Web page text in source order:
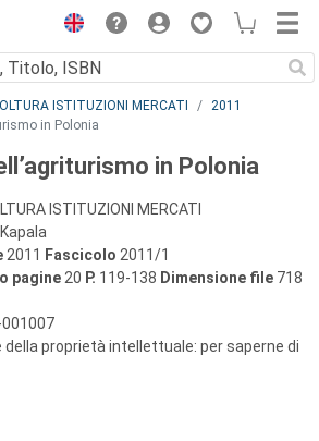
ISTITUZIONI MERCATI
2011
in Polonia
in Polonia
ISTITUZIONI MERCATI
2011 Fascicolo 2011/1
pagine 20 P. 119-138 Dimensione file 718
della proprietà intellettuale: per saperne di